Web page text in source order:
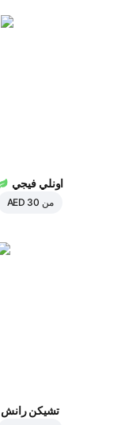
اونلي فيجي
من AED 30
تشيكن رانش